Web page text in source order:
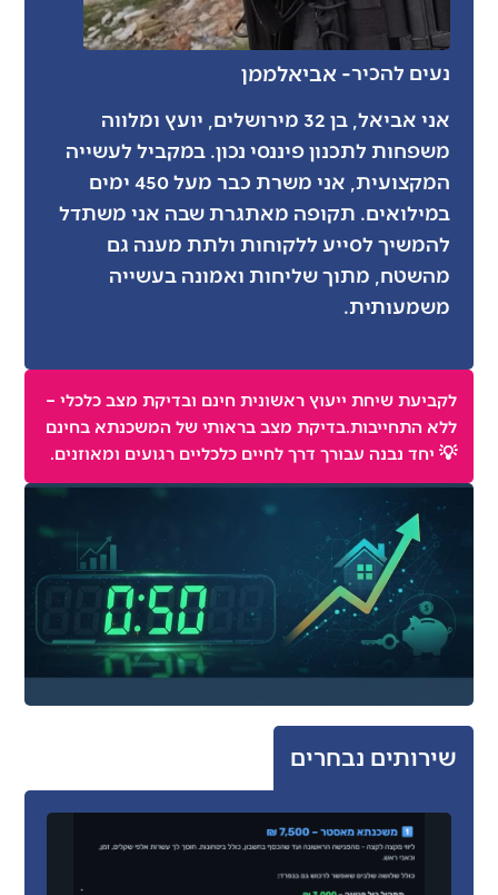
נעים להכיר- אביאלממן
אני אביאל, בן 32 מירושלים, יועץ ומלווה
משפחות לתכנון פיננסי נכון. במקביל לעשייה
המקצועית, אני משרת כבר מעל 450 ימים
במילואים. תקופה מאתגרת שבה אני משתדל
להמשיך לסייע ללקוחות ולתת מענה גם
מהשטח, מתוך שליחות ואמונה בעשייה
משמעותית.
לקביעת שיחת ייעוץ ראשונית חינם ובדיקת מצב כלכלי –
ללא התחייבות.בדיקת מצב בראותי של המשכנתא בחינם
💡 יחד נבנה עבורך דרך לחיים כלכליים רגועים ומאוזנים.
שירותים נבחרים